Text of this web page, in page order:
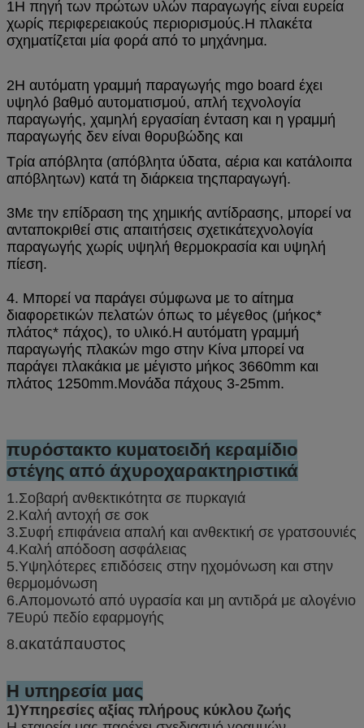
1Η πηγή των πρώτων υλών παραγωγής είναι ευρεία
χωρίς περιφερειακούς περιορισμούς.Η πλακέτα
σχηματίζεται μία φορά από το μηχάνημα.
2Η αυτόματη γραμμή παραγωγής mgo board έχει
υψηλό βαθμό αυτοματισμού, απλή τεχνολογία
παραγωγής, χαμηλή εργασίαη ένταση και η γραμμή
παραγωγής δεν είναι θορυβώδης και
Τρία απόβλητα (απόβλητα ύδατα, αέρια και κατάλοιπα
απόβλητων) κατά τη διάρκεια τηςπαραγωγή.
3Με την επίδραση της χημικής αντίδρασης, μπορεί να
ανταποκριθεί στις απαιτήσεις σχετικάτεχνολογία
παραγωγής χωρίς υψηλή θερμοκρασία και υψηλή
πίεση.
4. Μπορεί να παράγει σύμφωνα με το αίτημα
διαφορετικών πελατών όπως το μέγεθος (μήκος*
πλάτος* πάχος), το υλικό.Η αυτόματη γραμμή
παραγωγής πλακών mgo στην Κίνα μπορεί να
παράγει πλακάκια με μέγιστο μήκος 3660mm και
πλάτος 1250mm.Μονάδα πάχους 3-25mm.
πυρόστακτο κυματοειδή κεραμίδιο
στέγης από άχυροχαρακτηριστικά
1.Σοβαρή ανθεκτικότητα σε πυρκαγιά
2.Καλή αντοχή σε σοκ
3.Συφή επιφάνεια απαλή και ανθεκτική σε γρατσουνιές
4.Καλή απόδοση ασφάλειας
5.Υψηλότερες επιδόσεις στην ηχομόνωση και στην
θερμομόνωση
6.Απομονωτό από υγρασία και μη αντιδρά με αλογένιο
7Ευρύ πεδίο εφαρμογής
8.ακατάπαυστος
Η υπηρεσία μας
1)Υπηρεσίες αξίας πλήρους κύκλου ζωής